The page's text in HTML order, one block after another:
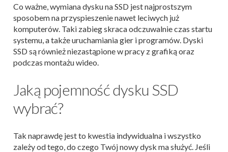
Co ważne, wymiana dysku na SSD jest najprostszym
sposobem na przyspieszenie nawet leciwych już
komputerów. Taki zabieg skraca odczuwalnie czas startu
systemu, a także uruchamiania gier i programów. Dyski
SSD są również niezastąpione w pracy z grafiką oraz
podczas montażu wideo.
Jaką pojemność dysku SSD
wybrać?
Tak naprawdę jest to kwestia indywidualna i wszystko
zależy od tego, do czego Twój nowy dysk ma służyć. Jeśli